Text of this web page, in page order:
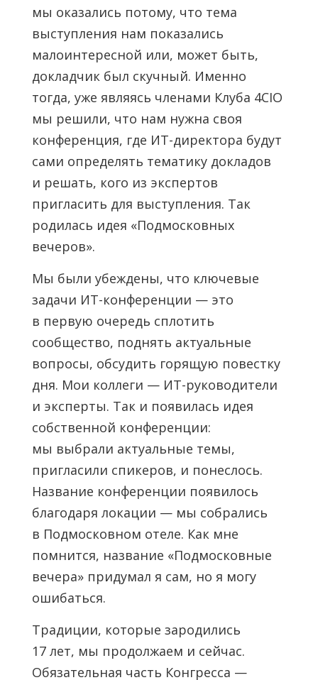
мы оказались потому, что тема
выступления нам показались
малоинтересной или, может быть,
докладчик был скучный. Именно
тогда, уже являясь членами Клуба 4CIO
мы решили, что нам нужна своя
конференция, где ИТ-директора будут
сами определять тематику докладов
и решать, кого из экспертов
пригласить для выступления. Так
родилась идея «Подмосковных
вечеров».
Мы были убеждены, что ключевые
задачи ИТ-конференции — это
в первую очередь сплотить
сообщество, поднять актуальные
вопросы, обсудить горящую повестку
дня. Мои коллеги — ИТ-руководители
и эксперты. Так и появилась идея
собственной конференции:
мы выбрали актуальные темы,
пригласили спикеров, и понеслось.
Название конференции появилось
благодаря локации — мы собрались
в Подмосковном отеле. Как мне
помнится, название «Подмосковные
вечера» придумал я сам, но я могу
ошибаться.
Традиции, которые зародились
17 лет, мы продолжаем и сейчас.
Обязательная часть Конгресса —